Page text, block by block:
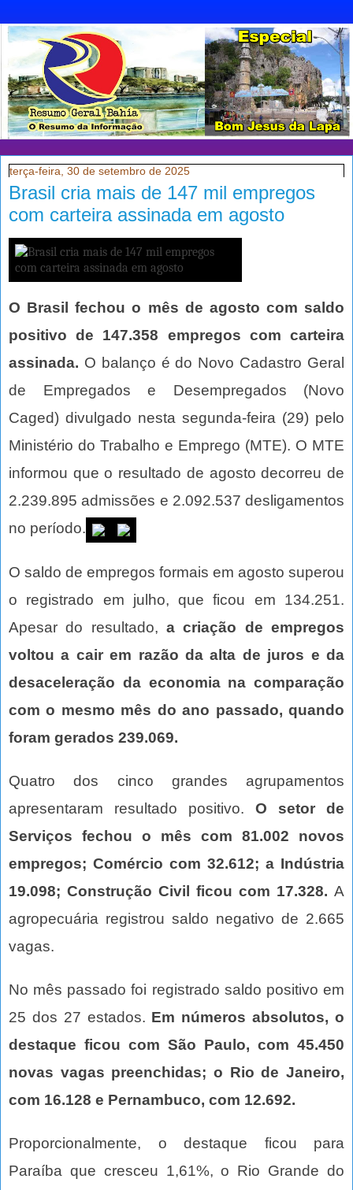
terça-feira, 30 de setembro de 2025
Brasil cria mais de 147 mil empregos
com carteira assinada em agosto
O Brasil fechou o mês de agosto com saldo
positivo de 147.358 empregos com carteira
assinada. O balanço é do Novo Cadastro Geral
de Empregados e Desempregados (Novo
Caged) divulgado nesta segunda-feira (29) pelo
Ministério do Trabalho e Emprego (MTE). O MTE
informou que o resultado de agosto decorreu de
2.239.895 admissões e 2.092.537 desligamentos
no período.
O saldo de empregos formais em agosto superou
o registrado em julho, que ficou em 134.251.
Apesar do resultado, a criação de empregos
voltou a cair em razão da alta de juros e da
desaceleração da economia na comparação
com o mesmo mês do ano passado, quando
foram gerados 239.069.
Quatro dos cinco grandes agrupamentos
apresentaram resultado positivo. O setor de
Serviços fechou o mês com 81.002 novos
empregos; Comércio com 32.612; a Indústria
19.098; Construção Civil ficou com 17.328. A
agropecuária registrou saldo negativo de 2.665
vagas.
No mês passado foi registrado saldo positivo em
25 dos 27 estados. Em números absolutos, o
destaque ficou com São Paulo, com 45.450
novas vagas preenchidas; o Rio de Janeiro,
com 16.128 e Pernambuco, com 12.692.
Proporcionalmente, o destaque ficou para
Paraíba que cresceu 1,61%, o Rio Grande do